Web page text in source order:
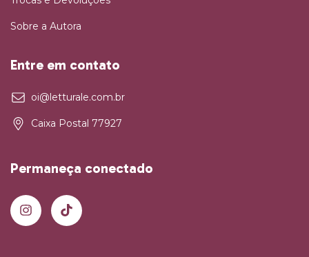
Sobre a Autora
Entre em contato
oi@letturale.com.br
Caixa Postal 77927
Permaneça conectado